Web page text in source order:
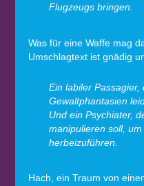
Flugzeugs bringen.
Was für eine Waffe mag
Umschlagtext ist gnädig
Ein labiler Passagier,
Gewaltphantasien
Und ein Psychiater,
manipulieren soll,
herbeizuführen.
Hach, ein Traum von